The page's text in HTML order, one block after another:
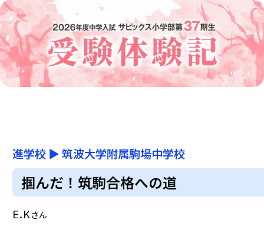
進学校 ▶筑波大学附属駒場中学校
掴んだ！筑駒合格への道
E.Kさん